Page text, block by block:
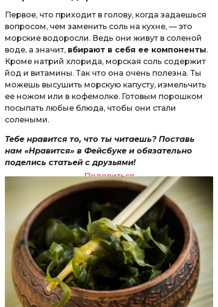
Первое, что приходит в голову, когда задаешься
вопросом, чем заменить соль на кухне, — это
морские водоросли. Ведь они живут в соленой
воде, а значит, вбирают в себя ее компоненты.
Кроме натрий хлорида, морская соль содержит
йод и витамины. Так что она очень полезна. Ты
можешь высушить морскую капусту, измельчить
ее ножом или в кофемолке. Готовым порошком
посыпать любые блюда, чтобы они стали
солеными.
Тебе нравится то, что ты читаешь? Поставь
нам «Нравится» в Фейсбуке и обязательно
поделись статьей с друзьями!
Поделиться